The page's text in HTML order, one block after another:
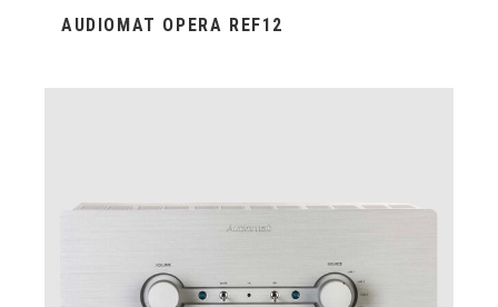
AUDIOMAT OPERA REF12